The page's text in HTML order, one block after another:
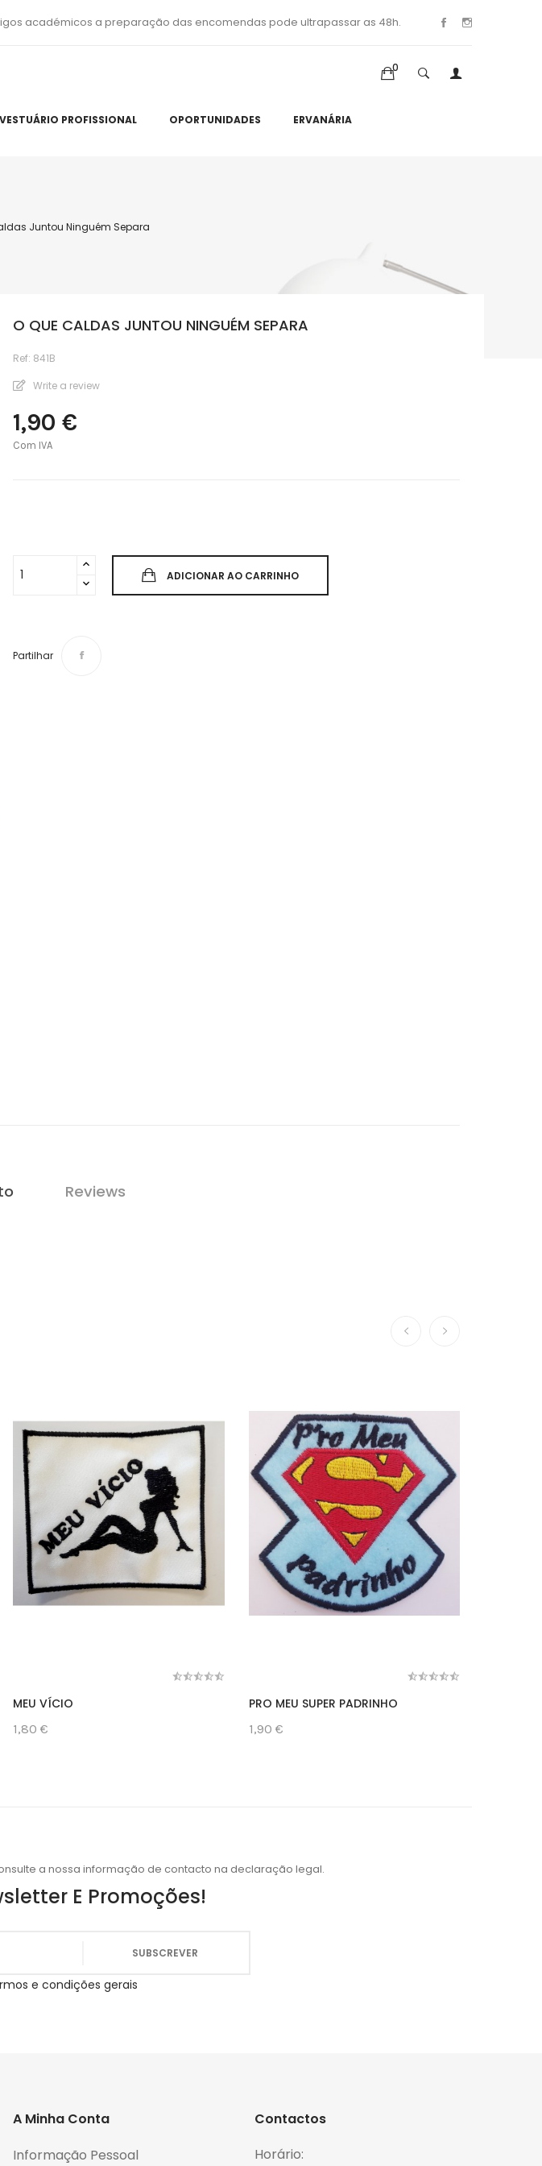
académicos a preparação das encomendas pode ultrapassar as 48h.
0
VESTUÁRIO PROFISSIONAL OPORTUNIDADES ERVANÁRIA
Juntou Ninguém Separa
O QUE CALDAS JUNTOU NINGUÉM SEPARA
Ref: 841B
Write a review
1,90 €
Com IVA
ADICIONAR AO CARRINHO
Partilhar
Reviews
MEU VÍCIO
1,80 €
PRO MEU SUPER PADRINHO
1,90 €
a nossa informação de contacto na declaração legal.
E Promoções!
e condições gerais
A Minha Conta
Informação Pessoal
Contactos
Horário: